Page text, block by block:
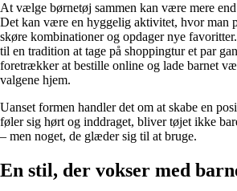
At vælge børnetøj sammen kan være mere
Det kan være en hyggelig aktivitet, hvor man
skøre kombinationer og opdager nye
til en tradition at tage på shoppingtur et par
foretrækker at bestille online og lade barnet
valgene hjem.
Uanset formen handler det om at skabe en
føler sig hørt og inddraget, bliver tøjet ikke
– men noget, de glæder sig til at bruge.
En stil, der vokser med